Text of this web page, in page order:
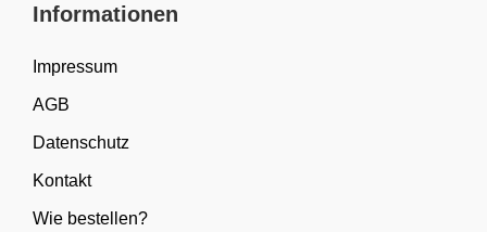
Informationen
Impressum
AGB
Datenschutz
Kontakt
Wie bestellen?